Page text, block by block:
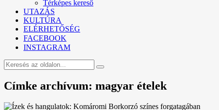
Térképes kereső
UTAZÁS
KULTÚRA
ELÉRHETŐSÉG
FACEBOOK
INSTAGRAM
Címke archívum: magyar ételek